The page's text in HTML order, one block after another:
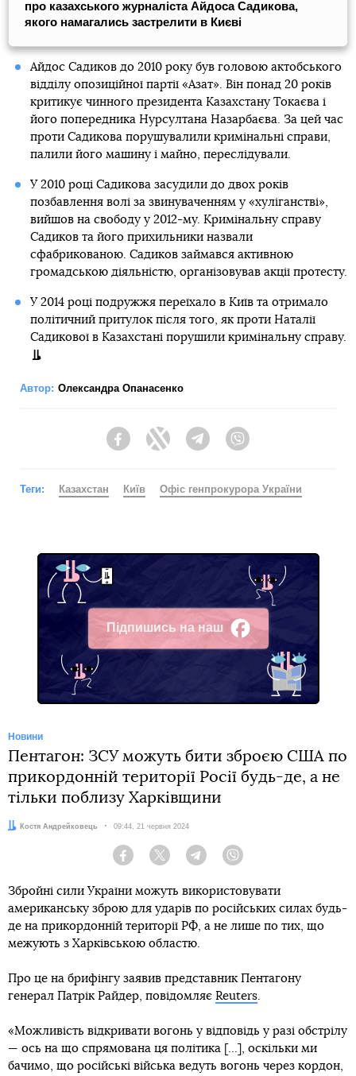
про казахського журналіста Айдоса Садикова,
якого намагались застрелити в Києві
Айдос Садиков до 2010 року був головою актобського
відділу опозиційної партії «Азат». Він понад 20 років
критикує чинного президента Казахстану Токаєва і
його попередника Нурсултана Назарбаєва. За цей час
проти Садикова порушувалили кримінальні справи,
палили його машину і майно, переслідували.
У 2010 році Садикова засудили до двох років
позбавлення волі за звинуваченням у «хуліганстві»,
вийшов на свободу у 2012-му. Кримінальну справу
Садиков та його прихильники назвали
сфабрикованою. Садиков займався активною
громадською діяльністю, організовував акції протесту.
У 2014 році подружжя переїхало в Київ та отримало
політичний притулок після того, як проти Наталії
Садикової в Казахстані порушили кримінальну справу.
Автор: Олександра Опанасенко
FacebookTwitter Telegram
Теги: Казахстан Київ Офіс генпрокурора України
Підпишись на наш
Facebook
Новини
Пентагон: ЗСУ можуть бити зброєю США по
прикордонній території Росії будь-де, а не
тільки поблизу Харківщини
Автор:Костя Андрейковець Дата:
09:44, 21 червня 2024
Facebook Twitter Telegram
Збройні сили України можуть використовувати
американську зброю для ударів по російських силах будь-
де на прикордонній території РФ, а не лише по тих, що
межують з Харківською областю.
Про це на брифінгу заявив представник Пентагону
генерал Патрік Райдер, повідомляє Reuters
«Можливість відкривати вогонь у відповідь у разі обстрілу
— ось на що спрямована ця політика [...], оскільки ми
бачимо, що російські війська ведуть вогонь через кордон,